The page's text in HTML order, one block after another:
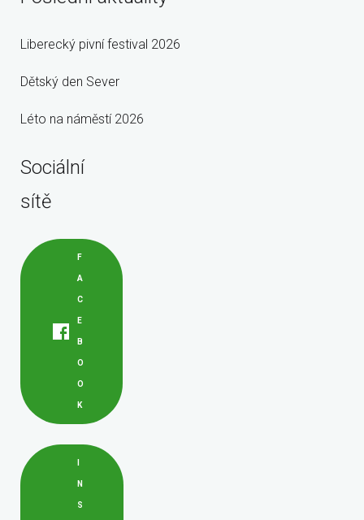
Liberecký pivní festival 2026
Dětský den Sever
Léto na náměstí 2026
Sociální
sítě
F
A
C
E
B
O
O
K
N
S